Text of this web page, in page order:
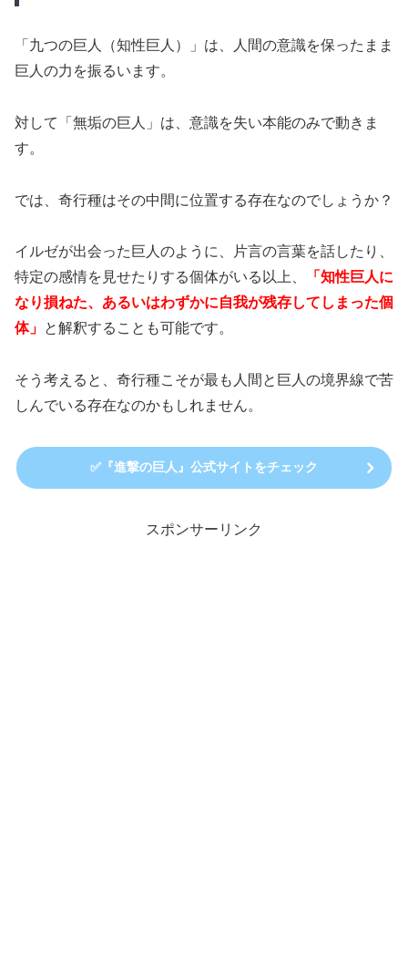
「九つの巨人（知性巨人）」は、人間の意識を保ったまま
巨人の力を振るいます。
対して「無垢の巨人」は、意識を失い本能のみで動きま
す。
では、奇行種はその中間に位置する存在なのでしょうか？
イルゼが出会った巨人のように、片言の言葉を話したり、
特定の感情を見せたりする個体がいる以上、
「知性巨人に
なり損ねた、あるいはわずかに自我が残存してしまった個
体」 と解釈することも可能です。
そう考えると、奇行種こそが最も人間と巨人の境界線で苦
しんでいる存在なのかもしれません。
✅️『進撃の巨人』公式サイトをチェック
スポンサーリンク